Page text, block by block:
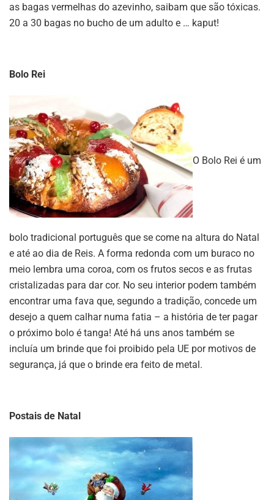
as bagas vermelhas do azevinho, saibam que são tóxicas.
20 a 30 bagas no bucho de um adulto e … kaput!
Bolo Rei
O Bolo Rei é um
bolo tradicional português que se come na altura do Natal
e até ao dia de Reis. A forma redonda com um buraco no
meio lembra uma coroa, com os frutos secos e as frutas
cristalizadas para dar cor. No seu interior podem também
encontrar uma fava que, segundo a tradição, concede um
desejo a quem calhar numa fatia – a história de ter pagar
o próximo bolo é tanga! Até há uns anos também se
incluía um brinde que foi proibido pela UE por motivos de
segurança, já que o brinde era feito de metal.
Postais de Natal